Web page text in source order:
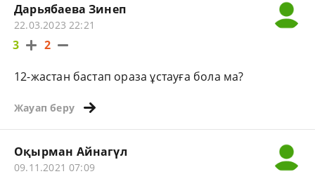
Дарьябаева Зинеп
22.03.2023 22:21
3 2
12-жастан бастап ораза ұстауға бола ма?
Жауап беру
Оқырман Айнагүл
09.11.2021 07:09